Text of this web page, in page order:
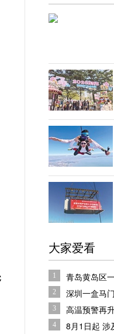
大家爱看
1
青岛黄岛区
困和伤亡
2
深圳一盒马
企业罚款
3
高温预警再
陆地区将出
4
8月1日起 涉